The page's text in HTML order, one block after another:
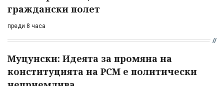
граждански полет
преди 8 часа
Муцунски: Идеята за промяна на
конституцията на РСМ е политически